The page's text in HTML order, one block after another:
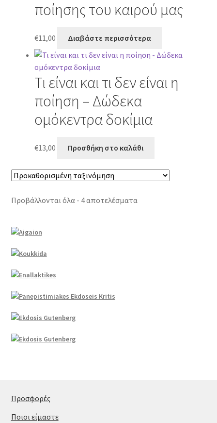
ποίησης του καιρού μας
€11,00 Διαβάστε περισσότερα
Τι είναι και τι δεν είναι η
ποίηση – Δώδεκα
ομόκεντρα δοκίμια
€13,00 Προσθήκη στο καλάθι
Προβάλλονται όλα - 4 αποτελέσματα
Προσφορές
Ποιοι είμαστε